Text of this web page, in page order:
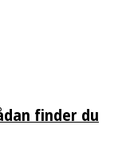
finder du